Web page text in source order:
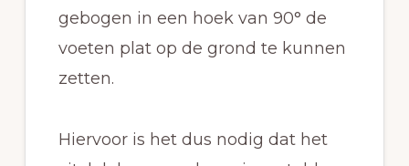
gebogen in een hoek van 90° de
voeten plat op de grond te kunnen
zetten.
Hiervoor is het dus nodig dat het